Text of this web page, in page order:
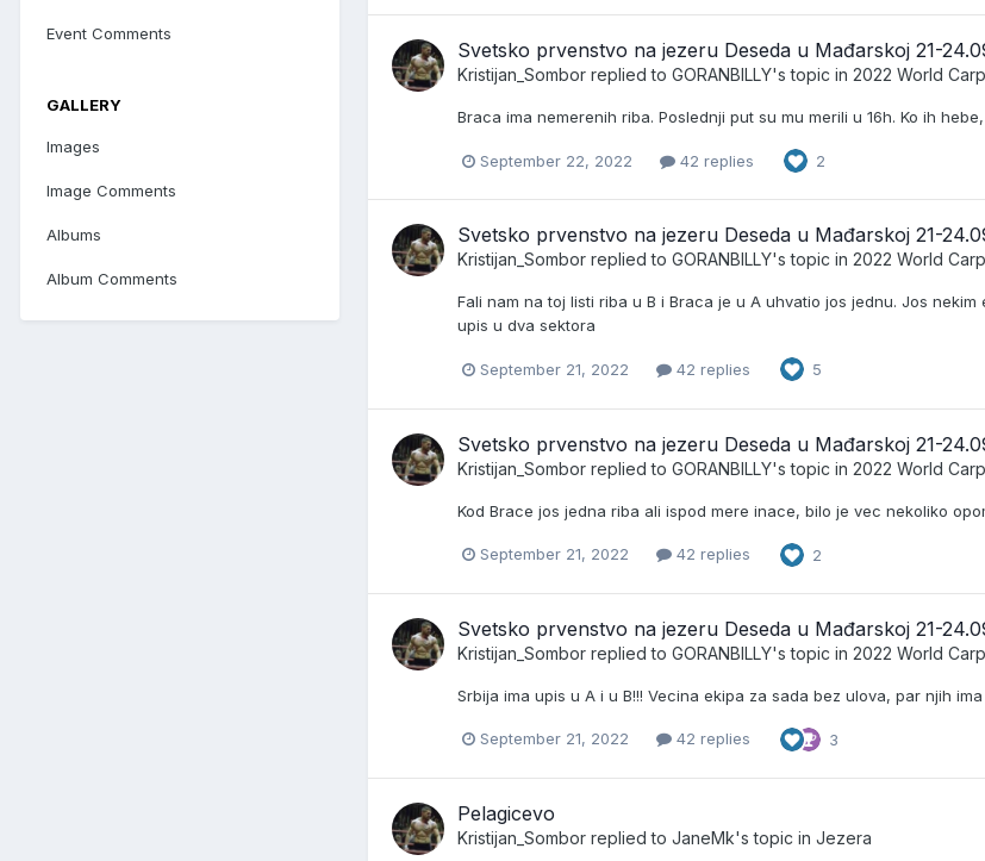
Event Comments
GALLERY
Images
Image Comments
Albums
Album Comments
Svetsko prvenstvo na jezeru Deseda u Mađarskoj 21-
Kristijan_Sombor replied to GORANBILLY's topic in 2022 World
Braca ima nemerenih riba. Poslednji put su mu merili u 16h. Ko ih
September 22, 2022 42 replies 2
Svetsko prvenstvo na jezeru Deseda u Mađarskoj 21-
Kristijan_Sombor replied to GORANBILLY's topic in 2022 World
Fali nam na toj listi riba u B i Braca je u A uhvatio jos jednu. Jos
upis u dva sektora
September 21, 2022 42 replies 5
Svetsko prvenstvo na jezeru Deseda u Mađarskoj 21-
Kristijan_Sombor replied to GORANBILLY's topic in 2022 World
Kod Brace jos jedna riba ali ispod mere inace, bilo je vec nekoliko
September 21, 2022 42 replies 2
Svetsko prvenstvo na jezeru Deseda u Mađarskoj 21-
Kristijan_Sombor replied to GORANBILLY's topic in 2022 World
Srbija ima upis u A i u B!!! Vecina ekipa za sada bez ulova, par njih
September 21, 2022 42 replies 3
Pelagicevo
Kristijan_Sombor replied to JaneMk's topic in Jezera